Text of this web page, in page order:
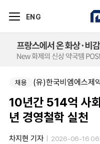
ENG
채용 주식회사 제이앤에
채용
10년간 514억 사
년 경영철학 실천
차지현 기자 2026-06-16